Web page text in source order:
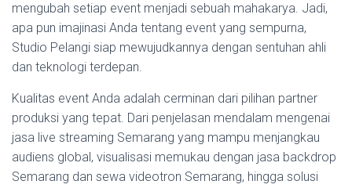
mengubah setiap event menjadi sebuah mahakarya. Jadi,
apa pun imajinasi Anda tentang event yang sempurna,
Studio Pelangi siap mewujudkannya dengan sentuhan ahli
dan teknologi terdepan.
Kualitas event Anda adalah cerminan dari pilihan partner
produksi yang tepat. Dari penjelasan mendalam mengenai
jasa live streaming Semarang yang mampu menjangkau
audiens global, visualisasi memukau dengan jasa backdrop
Semarang dan sewa videotron Semarang, hingga solusi